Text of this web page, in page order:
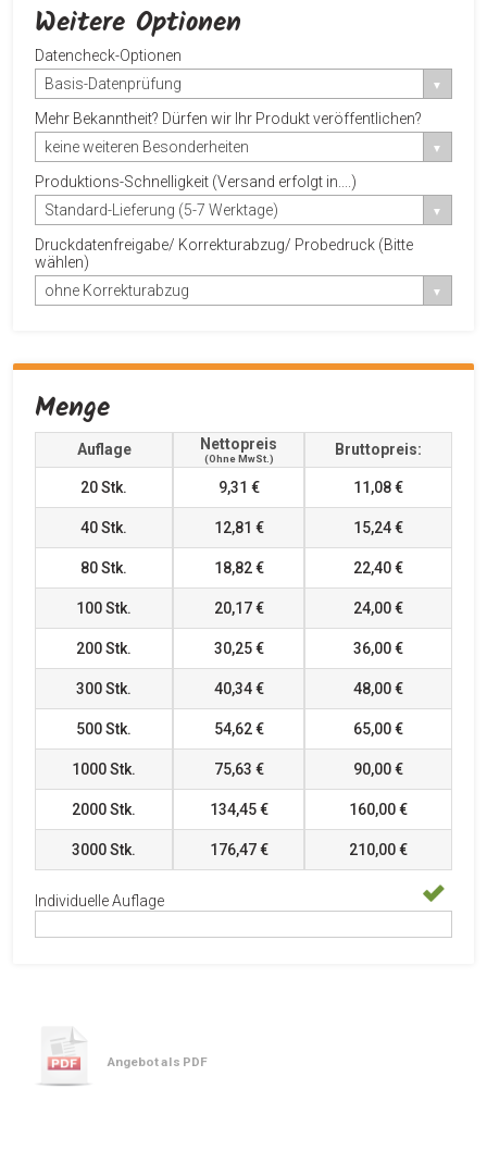
Weitere Optionen
Datencheck-Optionen
Basis-Datenprüfung
Mehr Bekanntheit? Dürfen wir Ihr Produkt veröffentlichen?
keine weiteren Besonderheiten
Produktions-Schnelligkeit (Versand erfolgt in....)
Standard-Lieferung (5-7 Werktage)
Druckdatenfreigabe/ Korrekturabzug/ Probedruck (Bitte
wählen)
ohne Korrekturabzug
Menge
Auflage Nettopreis
(ohne MwSt.)
Bruttopreis:
20Stk. 9,31 € 11,08 €
40Stk. 12,81 € 15,24 €
80Stk. 18,82 € 22,40 €
100Stk. 20,17 € 24,00 €
200Stk. 30,25 € 36,00 €
300Stk. 40,34 € 48,00 €
500Stk. 54,62 € 65,00 €
1000Stk. 75,63 € 90,00 €
2000Stk. 134,45 € 160,00 €
3000Stk. 176,47 € 210,00 €
Individuelle Auflage
Angebot als PDF